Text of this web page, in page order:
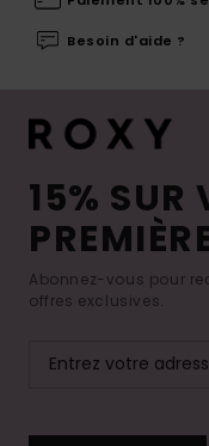
Besoin d'aide ?
15% SUR
Abonnez-vous pour
offres exclusives.